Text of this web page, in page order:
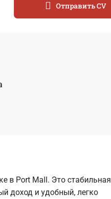
Отправить CV
в Port Mall. Это стабильная
доход и удобный, легко